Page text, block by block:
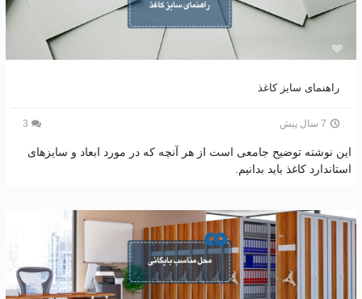
راهنمای سایز کاغذ
3 7 سال پیش
این نوشته توضیح جامعی است از هر آنچه که در مورد ابعاد و سایزهای
استاندارد کاغذ باید بدانیم.